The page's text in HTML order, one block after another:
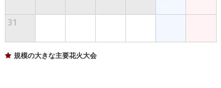
31
規模の大きな主要花火大会